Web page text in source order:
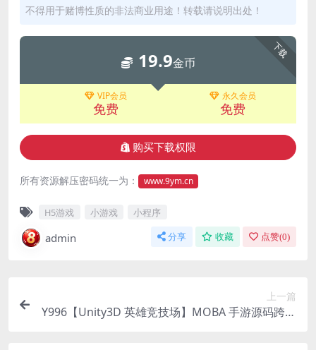
不得用于赌博性质的非法商业用途！转载请说明出处！
下载
19.9金币
VIP会员
免费
永久会员
免费
购买下载权限
所有资源解压密码统一为： www.9ym.cn
H5游戏 小游戏 小程序
admin 分享 收藏 点赞(0)
上一篇
Y996【Unity3D 英雄竞技场】MOBA 手游源码跨平